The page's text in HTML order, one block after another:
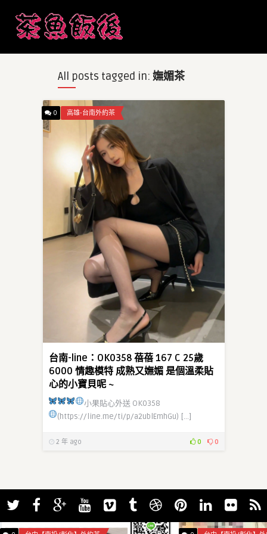
All posts tagged in: 嫵媚茶
0 高雄-台南外約茶
台南-line：OK0358 蓓蓓 167 C 25歲
6000 情趣模特 成熟又嫵媚 是個溫柔貼
心的小寶貝呢 ~
小果貼心外送 OK0358
(https://line.me/ti/p/a2ublEmhGu) […]
2 年 ago 0 0